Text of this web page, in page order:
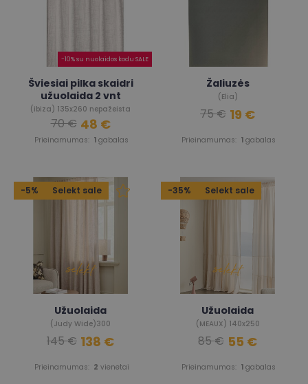
-10% su nuolaidos kodu SALE
Šviesiai pilka skaidri
užuolaida 2 vnt
(ibiza) 135x260 nepažeista
Prieinamumas: 1 gabalas
70 € 48 €
Žaliuzės
(Elia)
Prieinamumas: 1 gabalas
75 € 19 €
-5% Selekt sale
Užuolaida
(Judy Wide)300
Prieinamumas: 2 vienetai
145 € 138 €
-35% Selekt sale
Užuolaida
(MEAUX) 140x250
Prieinamumas: 1 gabalas
85 € 55 €